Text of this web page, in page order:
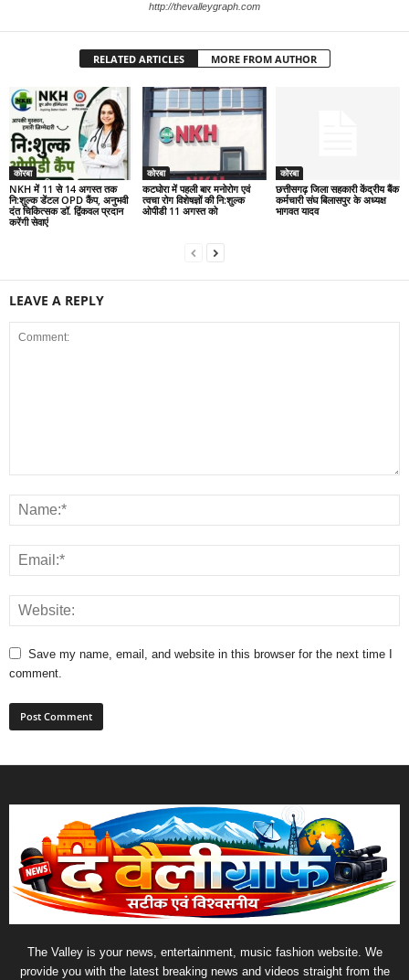
http://thevalleygraph.com
RELATED ARTICLES MORE FROM AUTHOR
कोरबा
NKH में 11 से 14 अगस्त तक
नि:शुल्क डेंटल OPD कैंप, अनुभवी
दंत चिकित्सक डॉ. द्विंकवल प्रदान
करेंगी सेवाएं
कोरबा
कटघोरा में पहली बार मनोरोग एवं
त्वचा रोग विशेषज्ञों की नि:शुल्क
ओपीडी 11 अगस्त को
कोरबा
छत्तीसगढ़ जिला सहकारी केंद्रीय बैंक
कर्मचारी संघ बिलासपुर के अध्यक्ष
भागवत यादव
LEAVE A REPLY
Save my name, email, and website in this browser for the next time I
comment.
The Valley is your news, entertainment, music fashion website. We
provide you with the latest breaking news and videos straight from the